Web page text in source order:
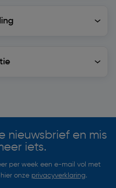
nieuwsbrief en mis
iets.
per week een e-mail vol met
onze privacyverklaring.